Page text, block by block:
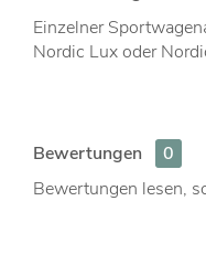
Einzelner
Nordic Lux oder
Bewertungen
0
Bewertungen lesen,